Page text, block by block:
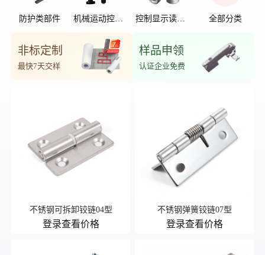
防护类部件
机械运动控制
控制显示读数
全部分类
非标定制
最快7天交样
样品申领
认证企业免费
不锈钢可拆卸铰链04型
登录查看价格
不锈钢弹簧铰链07型
登录查看价格